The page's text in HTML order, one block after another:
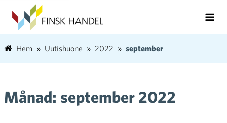
Hem Uutishuone 2022 september
Månad: september 2022